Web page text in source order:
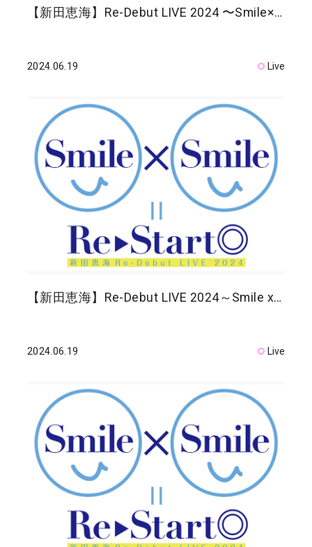
【新田恵海】Re-Debut LIVE 2024 〜Smile×…
2024.06.19 Live
【新田恵海】Re-Debut LIVE 2024～Smile x…
2024.06.19 Live